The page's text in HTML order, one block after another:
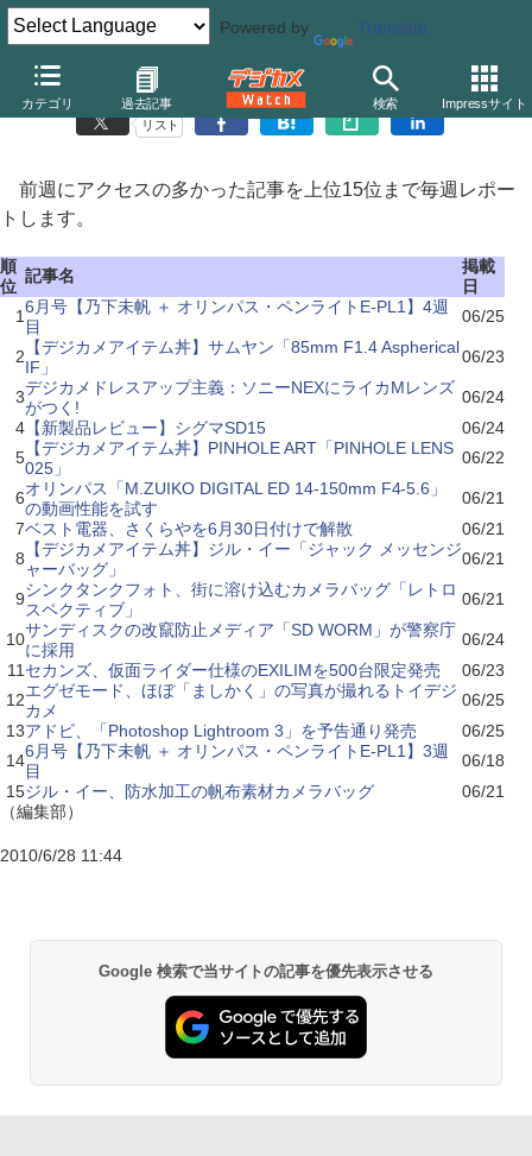
Powered by Translate
カテゴリ 過去記事 検索 Impressサイト
先週のアクセスランキング(2010/6/21～2010/6/27)
リスト
前週にアクセスの多かった記事を上位15位まで毎週レポー
トします。
順
位
記事名
掲載
日
16月号【乃下未帆 ＋ オリンパス・ペンライトE-PL1】4週
目
06/25
2 【デジカメアイテム丼】サムヤン「85mm F1.4 Aspherical
IF」
06/23
3デジカメドレスアップ主義：ソニーNEXにライカMレンズ
がつく!
06/24
4 【新製品レビュー】シグマSD15
06/24
5 【デジカメアイテム丼】PINHOLE ART「PINHOLE LENS
025」
06/22
6オリンパス「M.ZUIKO DIGITAL ED 14-150mm F4-5.6」
の動画性能を試す
06/21
7ベスト電器、さくらやを6月30日付けで解散
06/21
8 【デジカメアイテム丼】ジル・イー「ジャック メッセンジ
ャーバッグ」
06/21
9シンクタンクフォト、街に溶け込むカメラバッグ「レトロ
スペクティブ」
06/21
10サンディスクの改竄防止メディア「SD WORM」が警察庁
に採用
06/24
11 セカンズ、仮面ライダー仕様のEXILIMを500台限定発売
06/23
12エグゼモード、ほぼ「ましかく」の写真が撮れるトイデジ
カメ
06/25
13アドビ、「Photoshop Lightroom 3」を予告通り発売
06/25
146月号【乃下未帆 ＋ オリンパス・ペンライトE-PL1】3週
目
06/18
15ジル・イー、防水加工の帆布素材カメラバッグ
06/21
（編集部）
2010/6/28 11:44
Google 検索で当サイトの記事を優先表示させる